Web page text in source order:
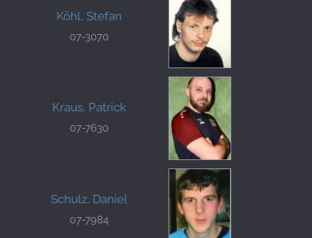
Köhl, Stefan
07-3070
Kraus, Patrick
07-7630
Schulz, Daniel
07-7984